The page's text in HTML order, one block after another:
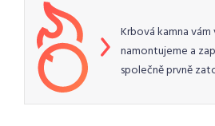
Krbová kamna
namontujeme a
společně prvně